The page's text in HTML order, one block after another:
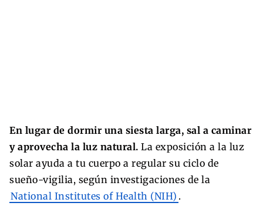
En lugar de dormir una siesta larga, sal a caminar
y aprovecha la luz natural. La exposición a la luz
solar ayuda a tu cuerpo a regular su ciclo de
sueño-vigilia, según investigaciones de la
National Institutes of Health (NIH) .